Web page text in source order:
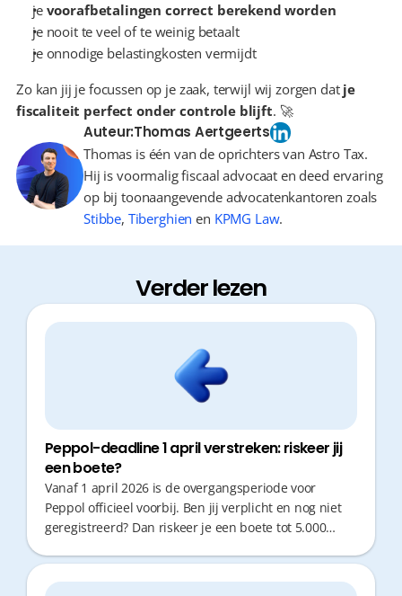
je voorafbetalingen correct berekend worden
je nooit te veel of te weinig betaalt
je onnodige belastingkosten vermijdt
Zo kan jij je focussen op je zaak, terwijl wij zorgen dat je
fiscaliteit perfect onder controle blijft. 🚀
Auteur:Thomas Aertgeerts
Thomas is één van de oprichters van Astro Tax.
Hij is voormalig fiscaal advocaat en deed ervaring
op bij toonaangevende advocatenkantoren zoals
Stibbe, Tiberghien en KPMG Law.
Verder lezen
Peppol-deadline 1 april verstreken: riskeer jij
een boete?
Vanaf 1 april 2026 is de overgangsperiode voor
Peppol officieel voorbij. Ben jij verplicht en nog niet
geregistreerd? Dan riskeer je een boete tot 5.000